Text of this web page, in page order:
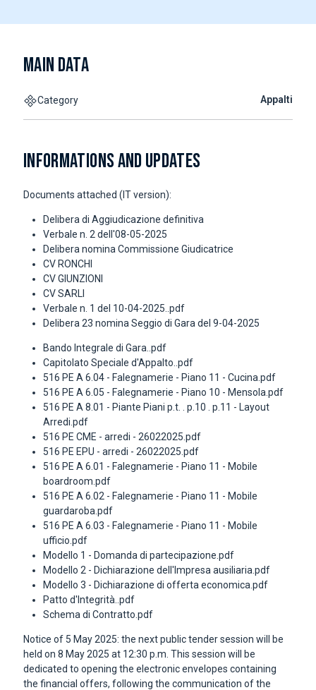
MAIN DATA
Category Appalti
INFORMATIONS AND UPDATES
Documents attached (IT version):
Delibera di Aggiudicazione definitiva
Verbale n. 2 dell'08-05-2025
Delibera nomina Commissione Giudicatrice
CV RONCHI
CV GIUNZIONI
CV SARLI
Verbale n. 1 del 10-04-2025..pdf
Delibera 23 nomina Seggio di Gara del 9-04-2025
Bando Integrale di Gara..pdf
Capitolato Speciale d'Appalto..pdf
516 PE A 6.04 - Falegnamerie - Piano 11 - Cucina.pdf
516 PE A 6.05 - Falegnamerie - Piano 10 - Mensola.pdf
516 PE A 8.01 - Piante Piani p.t. . p.10 . p.11 - Layout
Arredi.pdf
516 PE CME - arredi - 26022025.pdf
516 PE EPU - arredi - 26022025.pdf
516 PE A 6.01 - Falegnamerie - Piano 11 - Mobile
boardroom.pdf
516 PE A 6.02 - Falegnamerie - Piano 11 - Mobile
guardaroba.pdf
516 PE A 6.03 - Falegnamerie - Piano 11 - Mobile
ufficio.pdf
Modello 1 - Domanda di partecipazione.pdf
Modello 2 - Dichiarazione dell'Impresa ausiliaria.pdf
Modello 3 - Dichiarazione di offerta economica.pdf
Patto d'Integrità..pdf
Schema di Contratto.pdf
Notice of 5 May 2025: the next public tender session will be
held on 8 May 2025 at 12:30 p.m. This session will be
dedicated to opening the electronic envelopes containing
the financial offers, following the communication of the